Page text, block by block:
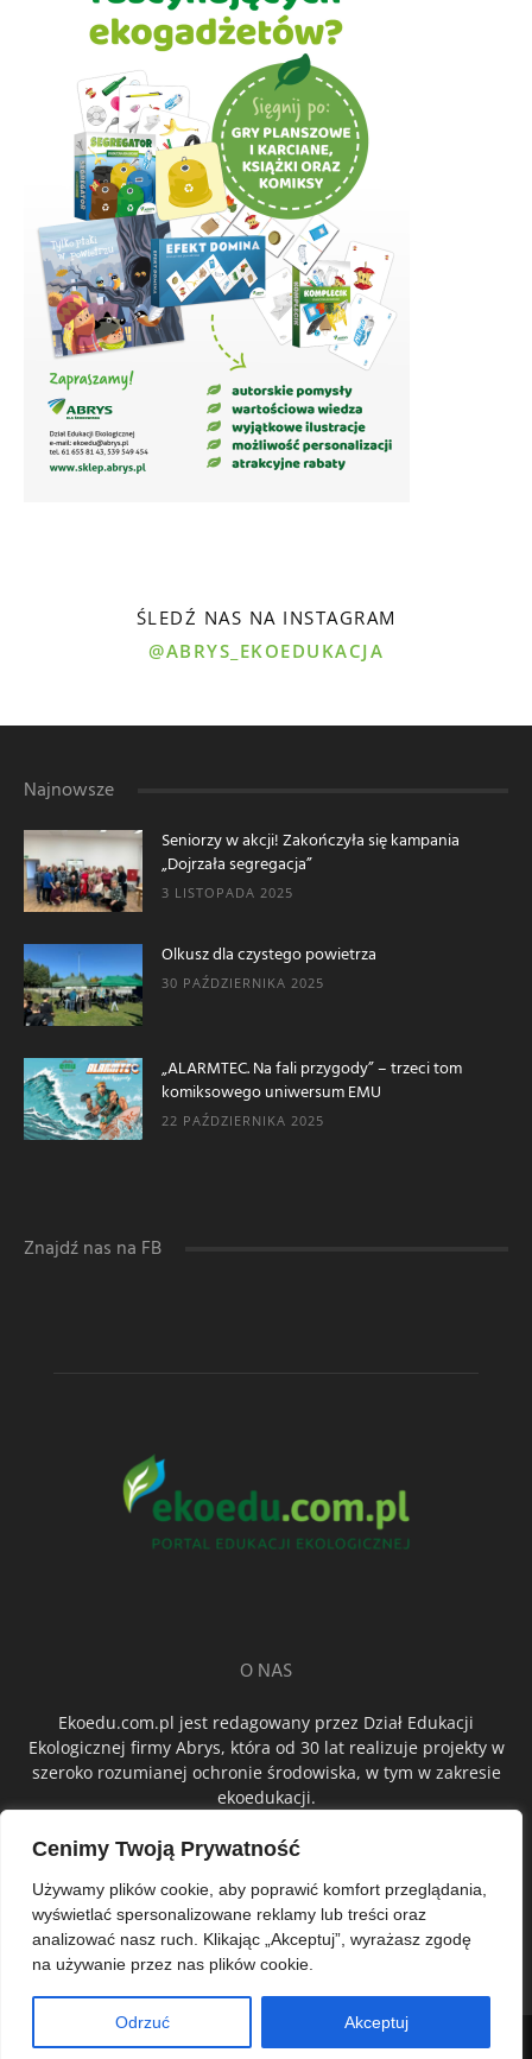
Cenimy Twoją Prywatność
Używamy plików cookie, aby poprawić komfort przeglądania,
wyświetlać spersonalizowane reklamy lub treści oraz
analizować nasz ruch. Klikając „Akceptuj”, wyrażasz zgodę
na używanie przez nas plików cookie.
Odrzuć Akceptuj
ŚLEDŹ NAS NA INSTAGRAM
@ABRYS_EKOEDUKACJA
Najnowsze
Seniorzy w akcji! Zakończyła się kampania
„Dojrzała segregacja”
3 LISTOPADA 2025
Olkusz dla czystego powietrza
30 PAŹDZIERNIKA 2025
„ALARMTEC. Na fali przygody” – trzeci tom
komiksowego uniwersum EMU
22 PAŹDZIERNIKA 2025
Znajdź nas na FB
O NAS
Ekoedu.com.pl jest redagowany przez Dział Edukacji
Ekologicznej firmy Abrys, która od 30 lat realizuje projekty w
szeroko rozumianej ochronie środowiska, w tym w zakresie
ekoedukacji.
ŚLEDŹ NAS
© Abrys Sp. z o.o.